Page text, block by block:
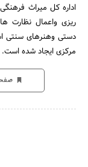
اداره کل میراث
ریزی واعمال نظارت
دستی وهنرهای سنتی
مرکزی ایجاد شده است.